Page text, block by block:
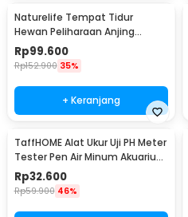
Naturelife Tempat Tidur
Hewan Peliharaan Anjing
Kucing Pet Dog Bed Size XL -
NR884
Rp99.600
Rp152.900 35%
+ Keranjang
TaffHOME Alat Ukur Uji PH Meter
Tester Pen Air Minum Akuarium
- PH-009
Rp32.600
Rp59.900 46%